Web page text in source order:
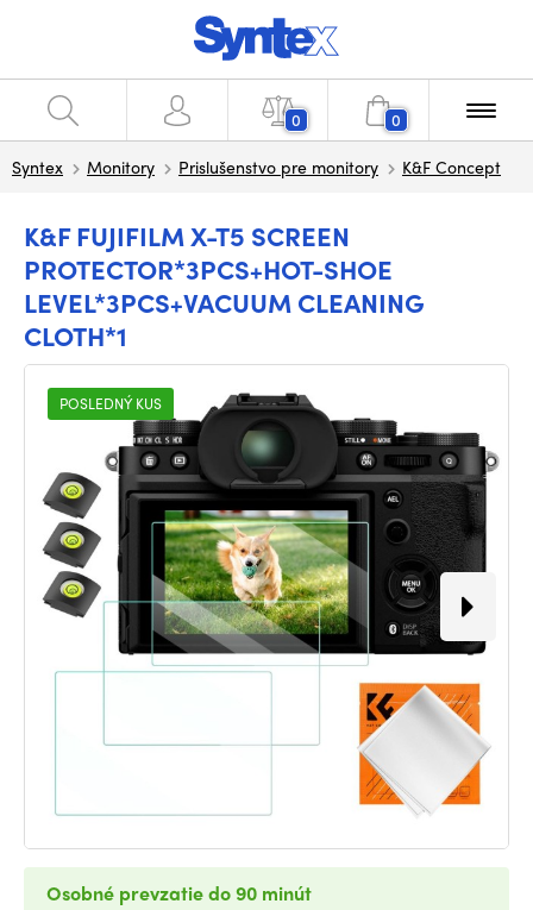
0 0
Syntex Monitory Prislušenstvo pre monitory K&F Concept
K&F FUJIFILM X-T5 SCREEN
PROTECTOR*3PCS+HOT-SHOE
LEVEL*3PCS+VACUUM CLEANING
CLOTH*1
POSLEDNÝ KUS
Osobné prevzatie do 90 minút